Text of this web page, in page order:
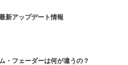
新アップデート情報
・フェーダーは何が違うの？